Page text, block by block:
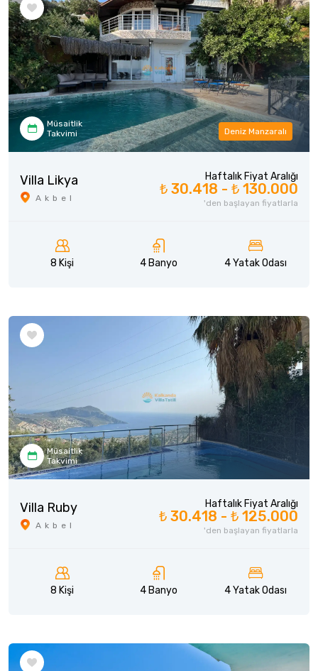
Müsaitlik
Takvimi
Deniz Manzaralı
Villa Likya
Akbel
Haftalık Fiyat Aralığı
₺ 30.418 - ₺ 130.000
'den başlayan fiyatlarla
8 Kişi 4 Banyo 4 Yatak Odası
Müsaitlik
Takvimi
Villa Ruby
Akbel
Haftalık Fiyat Aralığı
₺ 30.418 - ₺ 125.000
'den başlayan fiyatlarla
8 Kişi 4 Banyo 4 Yatak Odası